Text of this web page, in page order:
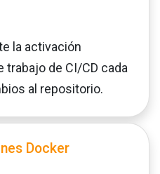
la activación
de CI/CD cada
al repositorio.
Docker